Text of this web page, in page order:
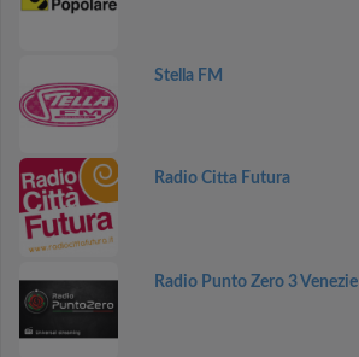
Stella FM
Radio Citta Futura
Radio Punto Zero 3 Venezie